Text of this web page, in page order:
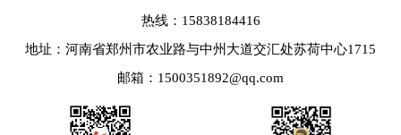
热线：15838184416
地址：河南省郑州市农业路与中州大道交汇处苏荷中心1715
邮箱：1500351892@qq.com